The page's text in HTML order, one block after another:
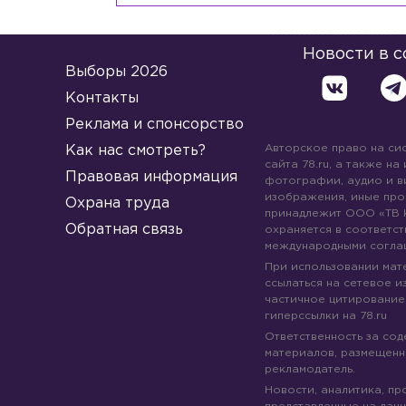
Выборы 2026
Контакты
Реклама и спонсорство
Как нас смотреть?
Правовая информация
Охрана труда
Обратная связь
Новости в
Авторское право на
сайта 78.ru, а также на
фотографии, аудио и
изображения, иные
принадлежит ООО «ТВ
охраняется в
международными
При использовании
ссылаться на сетевое
частичное
гиперссылки на 78.ru
Ответственность за
материалов,
рекламодатель.
Новости, аналитика,